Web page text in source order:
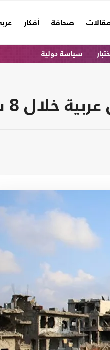
صحافة أفكار
اختبار سياسة دولية
8 سنوات